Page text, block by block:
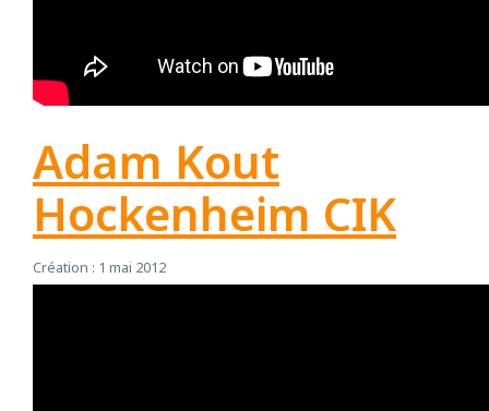
Adam Kout
Hockenheim CIK
Création : 1 mai 2012